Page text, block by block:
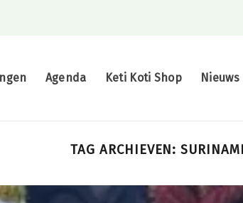
Agenda Keti Koti Shop Nieuws
TAG ARCHIEVEN: